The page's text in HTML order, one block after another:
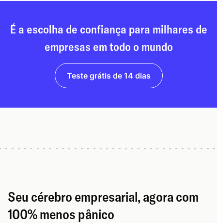
É a escolha de confiança para milhares de
empresas em todo o mundo
Teste grátis de 14 dias
Seu cérebro empresarial, agora com
100% menos pânico